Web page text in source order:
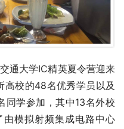
通大学IC精英夏令营迎来
高校的48名优秀学员以及
同学参加，其中13名外校
模拟射频集成电路中心